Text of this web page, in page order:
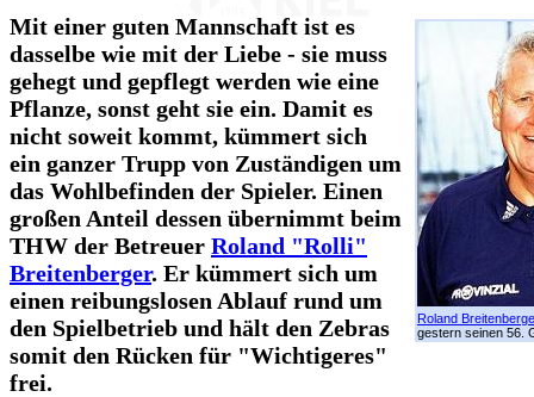
Roland
gestern seinen 56.
Mit einer guten Mannschaft ist es
dasselbe wie mit der Liebe - sie muss
gehegt und gepflegt werden wie eine
Pflanze, sonst geht sie ein. Damit es
nicht soweit kommt, kümmert sich
ein ganzer Trupp von Zuständigen um
das Wohlbefinden der Spieler. Einen
großen Anteil dessen übernimmt beim
THW der Betreuer Roland "Rolli"
Breitenberger. Er kümmert sich um
einen reibungslosen Ablauf rund um
den Spielbetrieb und hält den Zebras
somit den Rücken für "Wichtigeres"
frei.